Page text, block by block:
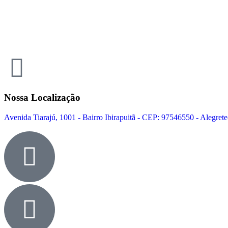
Nossa Localização
Avenida Tiarajú, 1001 - Bairro Ibirapuitã - CEP: 97546550 -